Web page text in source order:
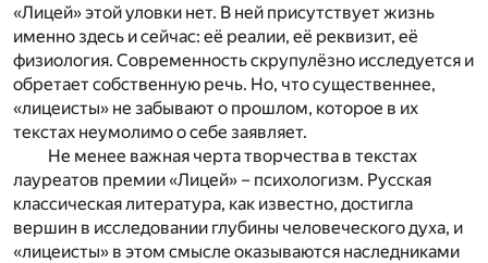
«Лицей» этой уловки нет. В ней присутствует жизнь
именно здесь и сейчас: её реалии, её реквизит, её
физиология. Современность скрупулёзно исследуется и
обретает собственную речь. Но, что существеннее,
«лицеисты» не забывают о прошлом, которое в их
текстах неумолимо о себе заявляет.
Не менее важная черта творчества в текстах
лауреатов премии «Лицей» – психологизм. Русская
классическая литература, как известно, достигла
вершин в исследовании глубины человеческого духа, и
«лицеисты» в этом смысле оказываются наследниками